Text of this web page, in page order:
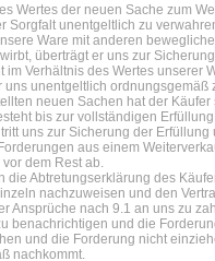
Wertes der neuen Sache zum
Sorgfalt unentgeltlich zu
Ware mit anderen
überträgt er uns zur
im Verhältnis des Wertes unserer
uns unentgeltlich
neuen Sachen hat der
bis zur vollständigen
uns zur Sicherung der
aus einem
dem Rest ab.
die Abtretungserklärung des
nachzuweisen und den
Ansprüche nach 9.1 an uns zu
benachrichtigen und die
und die Forderung nicht
nachkommt.